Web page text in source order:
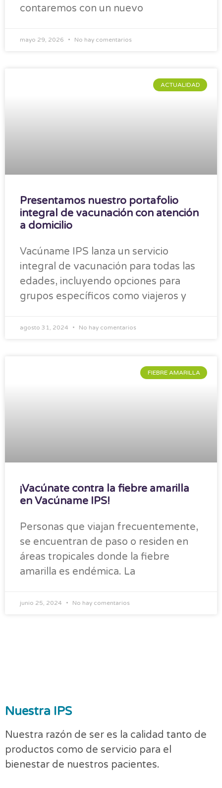
contaremos con un nuevo
mayo 29, 2026 No hay comentarios
ACTUALIDAD
Presentamos nuestro portafolio
integral de vacunación con atención
a domicilio
Vacúname IPS lanza un servicio
integral de vacunación para todas las
edades, incluyendo opciones para
grupos específicos como viajeros y
agosto 31, 2024 No hay comentarios
FIEBRE AMARILLA
¡Vacúnate contra la fiebre amarilla
en Vacúname IPS!
Personas que viajan frecuentemente,
se encuentran de paso o residen en
áreas tropicales donde la fiebre
amarilla es endémica. La
junio 25, 2024 No hay comentarios
Nuestra IPS
Nuestra razón de ser es la calidad tanto de
productos como de servicio para el
bienestar de nuestros pacientes.